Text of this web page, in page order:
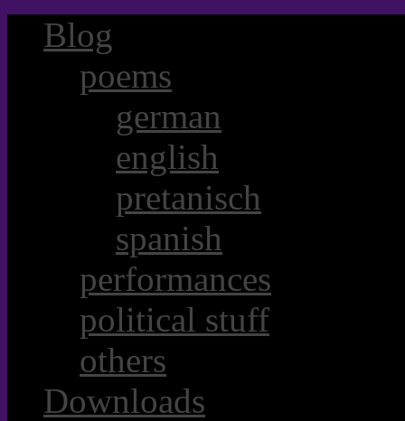
Blog
poems
german
english
pretanisch
spanish
performances
political stuff
others
Downloads